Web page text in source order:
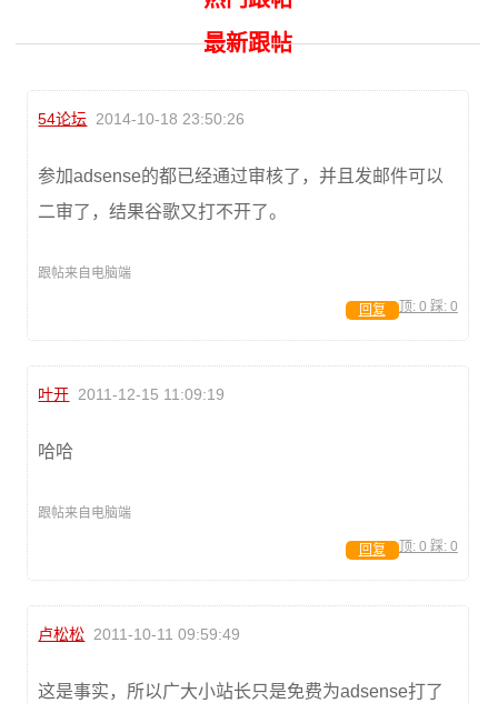
最新跟帖
54论坛 2014-10-18 23:50:26
参加adsense的都已经通过审核了，并且发邮件可以
二审了，结果谷歌又打不开了。
跟帖来自电脑端
顶: 0 踩: 0
回复
叶开 2011-12-15 11:09:19
哈哈
跟帖来自电脑端
顶: 0 踩: 0
回复
卢松松 2011-10-11 09:59:49
这是事实，所以广大小站长只是免费为adsense打了